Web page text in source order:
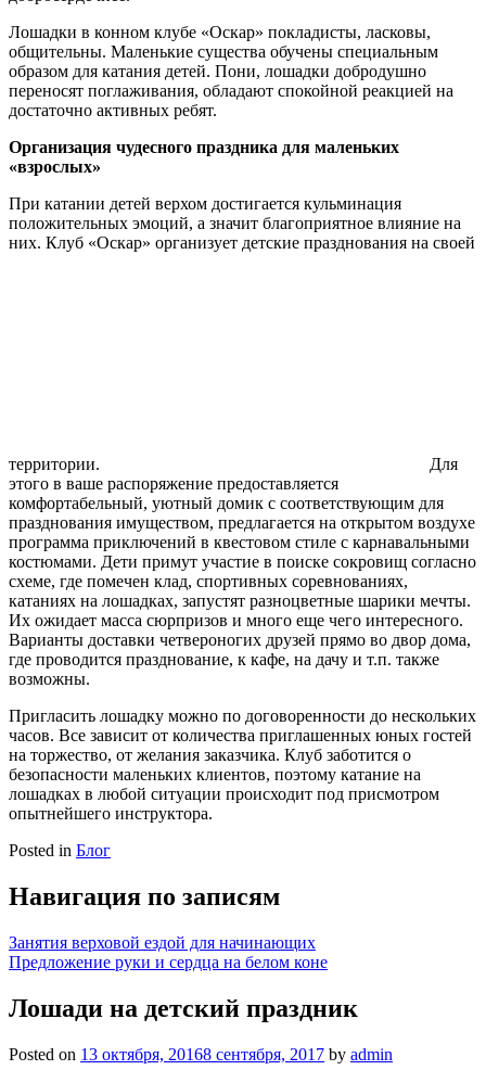
Лошадки в конном клубе «Оскар» покладисты, ласковы,
общительны. Маленькие существа обучены специальным
образом для катания детей. Пони, лошадки добродушно
переносят поглаживания, обладают спокойной реакцией на
достаточно активных ребят.
Организация чудесного праздника для маленьких
«взрослых»
При катании детей верхом достигается кульминация
положительных эмоций, а значит благоприятное влияние на
них. Клуб «Оскар» организует детские празднования на своей
территории.
Для
этого в ваше распоряжение предоставляется
комфортабельный, уютный домик с соответствующим для
празднования имуществом, предлагается на открытом воздухе
программа приключений в квестовом стиле с карнавальными
костюмами. Дети примут участие в поиске сокровищ согласно
схеме, где помечен клад, спортивных соревнованиях,
катаниях на лошадках, запустят разноцветные шарики мечты.
Их ожидает масса сюрпризов и много еще чего интересного.
Варианты доставки четвероногих друзей прямо во двор дома,
где проводится празднование, к кафе, на дачу и т.п. также
возможны.
Пригласить лошадку можно по договоренности до нескольких
часов. Все зависит от количества приглашенных юных гостей
на торжество, от желания заказчика. Клуб заботится о
безопасности маленьких клиентов, поэтому катание на
лошадках в любой ситуации происходит под присмотром
опытнейшего инструктора.
Posted in Блог
Навигация по записям
Занятия верховой ездой для начинающих
Предложение руки и сердца на белом коне
Лошади на детский праздник
Posted on 13 октября, 20168 сентября, 2017 by admin